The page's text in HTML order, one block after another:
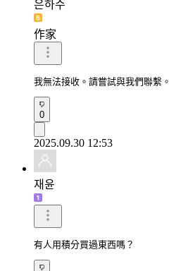
은하수
作家
我無法接收。請嘗試與我們聯繫。
0
2025.09.30 12:53
재윤
有人用積分買過東西嗎？